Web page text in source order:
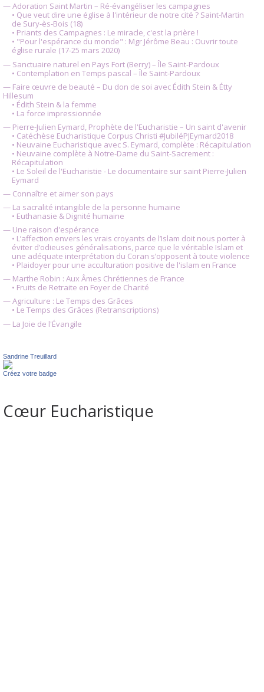
— Adoration Saint Martin – Ré-évangéliser les campagnes
• Que veut dire une église à l'intérieur de notre cité ? Saint-Martin
de Sury-ès-Bois (18)
• Priants des Campagnes : Le miracle, c'est la prière !
• "Pour l'espérance du monde" : Mgr Jérôme Beau : Ouvrir toute
église rurale (17-25 mars 2020)
— Sanctuaire naturel en Pays Fort (Berry) – Île Saint-Pardoux
• Contemplation en Temps pascal – Île Saint-Pardoux
— Faire œuvre de beauté – Du don de soi avec Édith Stein & Étty
Hillesum
• Édith Stein & la femme
• La force impressionnée
— Pierre-Julien Eymard, Prophète de l'Eucharistie – Un saint d'avenir
• Catéchèse Eucharistique Corpus Christi #JubiléPJEymard2018
• Neuvaine Eucharistique avec S. Eymard, complète : Récapitulation
• Neuvaine complète à Notre-Dame du Saint-Sacrement :
Récapitulation
• Le Soleil de l'Eucharistie - Le documentaire sur saint Pierre-Julien
Eymard
— Connaître et aimer son pays
— La sacralité intangible de la personne humaine
• Euthanasie & Dignité humaine
— Une raison d'espérance
• L’affection envers les vrais croyants de l’Islam doit nous porter à
éviter d’odieuses généralisations, parce que le véritable Islam et
une adéquate interprétation du Coran s’opposent à toute violence
• Plaidoyer pour une acculturation positive de l'islam en France
— Marthe Robin : Aux Âmes Chrétiennes de France
• Fruits de Retraite en Foyer de Charité
— Agriculture : Le Temps des Grâces
• Le Temps des Grâces (Retranscriptions)
— La Joie de l'Évangile
Sandrine Treuillard
Créez votre badge
Cœur Eucharistique